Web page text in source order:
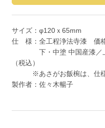
サイズ：φ120ｘ65mm
仕 様：全工程浄法寺漆 価格
下・中塗 中国産漆／上
（税込）
※あさがお飯椀は、仕様
製作者：佐々木暢子